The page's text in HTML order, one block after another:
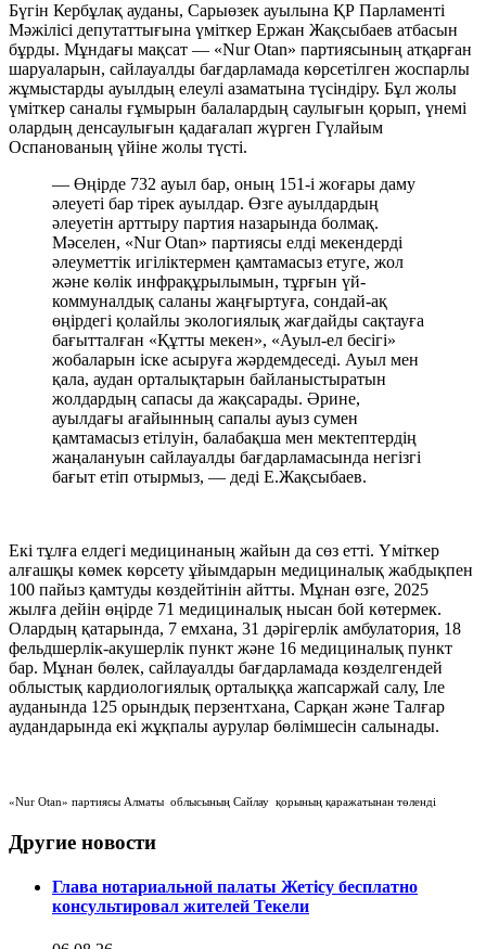
Бүгін Кербұлақ ауданы, Сарыөзек ауылына ҚР Парламенті
Мәжілісі депутаттығына үміткер Ержан Жақсыбаев атбасын
бұрды. Мұндағы мақсат — «Nur Otan» партиясының атқарған
шаруаларын, сайлауалды бағдарламада көрсетілген жоспарлы
жұмыстарды ауылдың елеулі азаматына түсіндіру. Бұл жолы
үміткер саналы ғұмырын балалардың саулығын қорып, үнемі
олардың денсаулығын қадағалап жүрген Гүлайым
Оспанованың үйіне жолы түсті.
— Өңірде 732 ауыл бар, оның 151-і жоғары даму
әлеуеті бар тірек ауылдар. Өзге ауылдардың
әлеуетін арттыру партия назарында болмақ.
Мәселен, «Nur Otan» партиясы елді мекендерді
әлеуметтік игіліктермен қамтамасыз етуге, жол
және көлік инфрақұрылымын, тұрғын үй-
коммуналдық саланы жаңғыртуға, сондай-ақ
өңірдегі қолайлы экологиялық жағдайды сақтауға
бағытталған «Құтты мекен», «Ауыл-ел бесігі»
жобаларын іске асыруға жәрдемдеседі. Ауыл мен
қала, аудан орталықтарын байланыстыратын
жолдардың сапасы да жақсарады. Әрине,
ауылдағы ағайынның сапалы ауыз сумен
қамтамасыз етілуін, балабақша мен мектептердің
жаңалануын сайлауалды бағдарламасында негізгі
бағыт етіп отырмыз, — деді Е.Жақсыбаев.
Екі тұлға елдегі медицинаның жайын да сөз етті. Үміткер
алғашқы көмек көрсету ұйымдарын медициналық жабдықпен
100 пайыз қамтуды көздейтінін айтты. Мұнан өзге, 2025
жылға дейін өңірде 71 медициналық нысан бой көтермек.
Олардың қатарында, 7 емхана, 31 дәрігерлік амбулатория, 18
фельдшерлік-акушерлік пункт және 16 медициналық пункт
бар. Мұнан бөлек, сайлауалды бағдарламада көзделгендей
облыстық кардиологиялық орталыққа жапсаржай салу, Іле
ауданында 125 орындық перзентхана, Сарқан және Талғар
аудандарында екі жұқпалы аурулар бөлімшесін салынады.
«Nur Otan» партиясы Алматы облысының Сайлау қорының қаражатынан төленді
Другие новости
Глава нотариальной палаты Жетісу бесплатно
консультировал жителей Текели